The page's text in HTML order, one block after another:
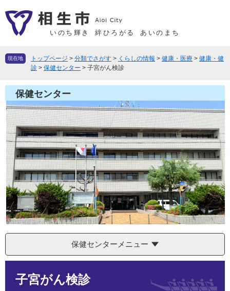
ー
先
。
ニ
を
て
本
文
へ
いのち輝き 絆ひろがる あいのまち
現在地 トップページ > 分類でさがす > くらしの情報 > 健康・医療 > 健康・健
診 > 保健センター > 子宮がん検診
保健センター
保健センターメニュー
子宮がん検診